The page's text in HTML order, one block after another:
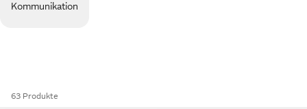
Kommunikation
63 Produkte